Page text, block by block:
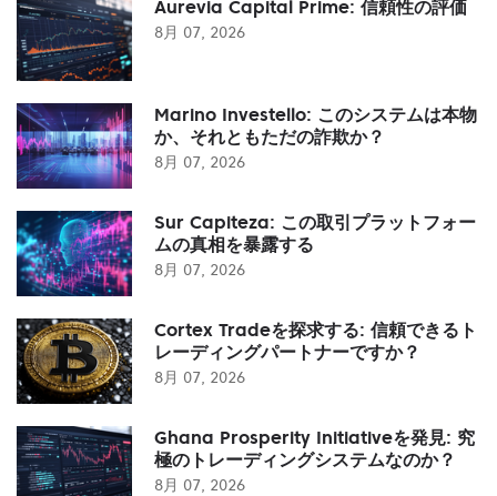
Aurevia Capital Prime: 信頼性の評価
8月 07, 2026
Marino Investello: このシステムは本物
か、それともただの詐欺か？
8月 07, 2026
Sur Capiteza: この取引プラットフォー
ムの真相を暴露する
8月 07, 2026
Cortex Tradeを探求する: 信頼できるト
レーディングパートナーですか？
8月 07, 2026
Ghana Prosperity Initiativeを発見: 究
極のトレーディングシステムなのか？
8月 07, 2026